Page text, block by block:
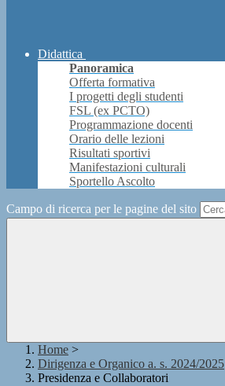
Didattica
Panoramica
Offerta formativa
I progetti degli studenti
FSL (ex PCTO)
Programmazione docenti
Orario delle lezioni
Risultati sportivi
Manifestazioni culturali
Sportello Ascolto
Campo di ricerca per le pagine del sito
Home >
Dirigenza e Organico a. s. 2024/2025
Presidenza e Collaboratori